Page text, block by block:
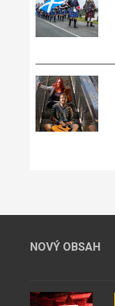
NOVÝ OBSAH